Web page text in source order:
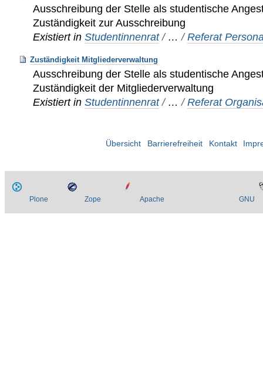
Ausschreibung der Stelle als studentische
Zuständigkeit zur Ausschreibung
Existiert in Studentinnenrat / …/Referat
Zuständigkeit Mitgliederverwaltung
Ausschreibung der Stelle als studentische
Zuständigkeit der Mitgliederverwaltung
Existiert in Studentinnenrat / …/Referat
Übersicht Barrierefreiheit Kontakt
Plone Zope Apache GNU